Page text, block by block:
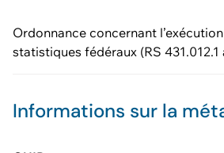
Ordonnance concernant
statistiques fédéraux (RS 431.012.1
Informations sur la